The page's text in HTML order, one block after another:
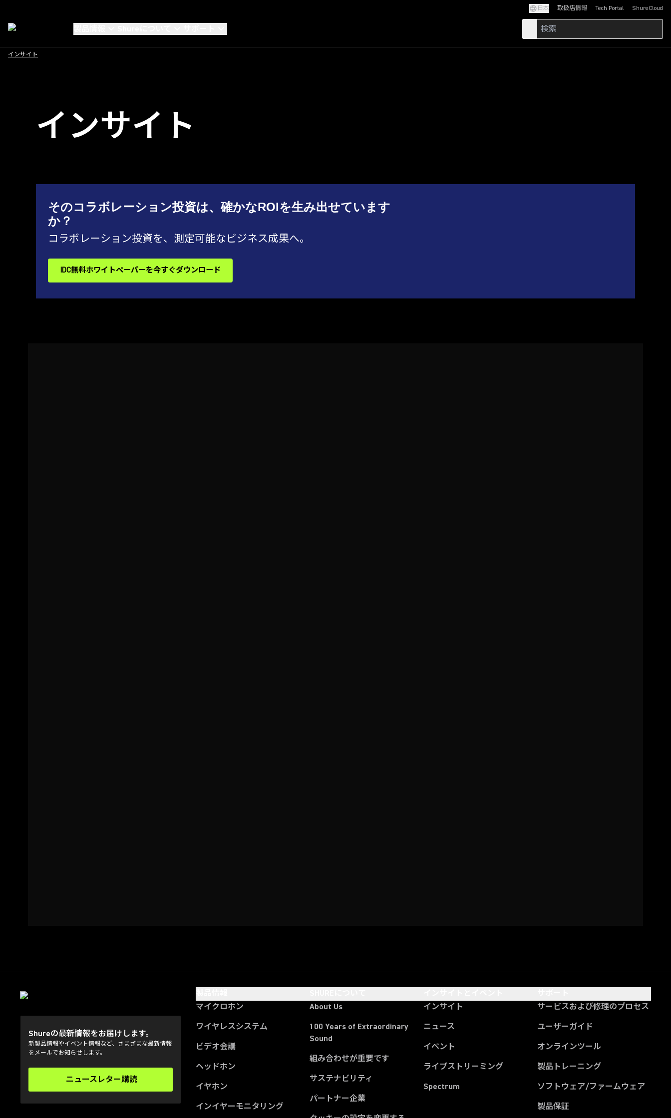
日本 取扱店情報 Tech Portal
(Opens in a new tab)ShureCloud
(Opens in a new
インサイト
インサイト
そのコラボレーション投資は、確かなROIを生み出せています
か？
コラボレーション投資を、測定可能なビジネス成果へ。
IDC無料ホワイトペーパーを今すぐダウンロード
Shureの最新情報をお届けします。
新製品情報やイベント情報など、さまざまな最新情報
をメールでお知らせします。
ニュースレター購読
(Opens in a new tab)
マイクロホン
ワイヤレスシステム
ビデオ会議
ヘッドホン
イヤホン
インイヤーモニタリング
About Us
100 Years of Extraordinary
Sound
組み合わせが重要です
サステナビリティ
パートナー企業
インサイト
ニュース
イベント
ライブストリーミング
Spectrum
サービスおよび修理のプロセス
ユーザーガイド
オンラインツール
製品トレーニング
ソフトウェア/ファームウェア
製品保証